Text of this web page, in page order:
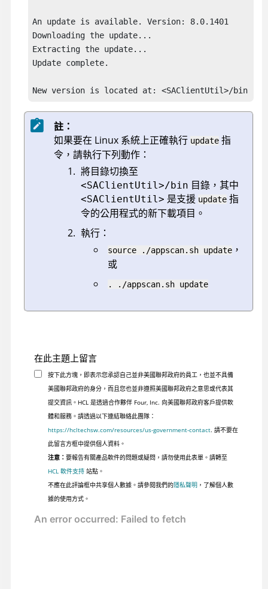
An update is available. Version: 8.0.1401
Downloading the update...
Extracting the update...
Update complete.
New version is located at: <SAClientUtil>/bin
註：
如果要在 Linux 系統上正確執行 update 指
令，請執行下列動作：
將目錄切換至
<SAClientUtil>/bin 目錄，其中
<SAClientUtil> 是支援 update 指
令的公用程式的新下載項目。
執行：
source ./appscan.sh update ，
或
. ./appscan.sh update
在此主題上留言
按下此方塊，即表示您承認自己並非美國聯邦政府的員工，也並不具備
美國聯邦政府的身分，而且您也並非遵照美國聯邦政府之意思或代表其
提交資訊。HCL 是透過合作夥伴 Four, Inc. 向美國聯邦政府客戶提供軟
體和服務。請透過以下連結聯絡此團隊：
https://hcltechsw.com/resources/us-government-contact. 請不要在
此留言方框中提供個人資料。
注意： 要報告有關產品軟件的問題或疑問，請勿使用此表單。請轉至
HCL 軟件支持站點。
不應在此評論框中共享個人數據。請參閱我們的隱私聲明 ，了解個人數
據的使用方式。